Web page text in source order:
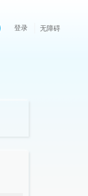
登录 无障碍